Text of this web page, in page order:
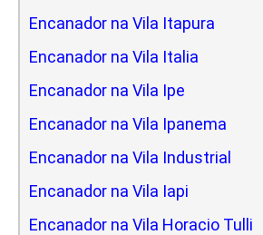
Encanador na Vila Itapura
Encanador na Vila Italia
Encanador na Vila Ipe
Encanador na Vila Ipanema
Encanador na Vila Industrial
Encanador na Vila Iapi
Encanador na Vila Horacio Tulli